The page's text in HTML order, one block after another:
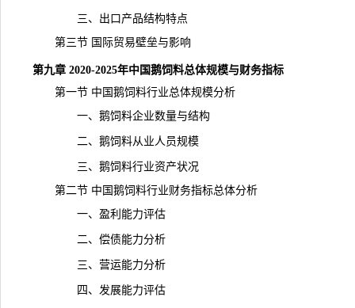
三、出口产品结构特点
第三节 国际贸易壁垒与影响
第九章 2020-2025年中国鹅饲料总体规模与财务指标
第一节 中国鹅饲料行业总体规模分析
一、鹅饲料企业数量与结构
二、鹅饲料从业人员规模
三、鹅饲料行业资产状况
第二节 中国鹅饲料行业财务指标总体分析
一、盈利能力评估
二、偿债能力分析
三、营运能力分析
四、发展能力评估